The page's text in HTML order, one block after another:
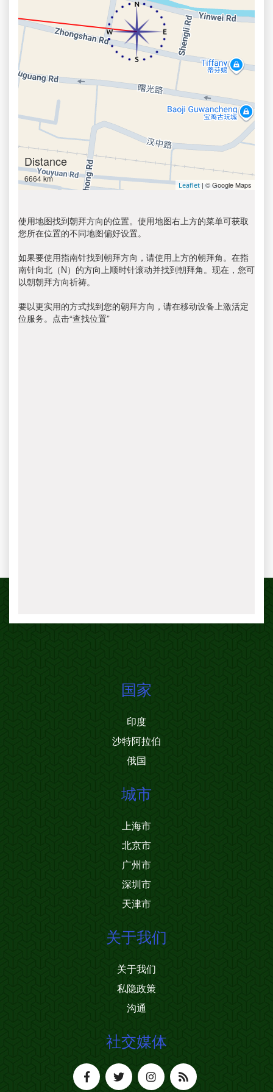
Distance
6664 km
Leaflet | © Google Maps
使用地图找到朝拜方向的位置。使用地图右上方的菜单可获取
您所在位置的不同地图偏好设置。
如果要使用指南针找到朝拜方向，请使用上方的朝拜角。在指
南针向北（N）的方向上顺时针滚动并找到朝拜角。现在，您可
以朝朝拜方向祈祷。
要以更实用的方式找到您的朝拜方向，请在移动设备上激活定
位服务。点击“查找位置”
国家
印度
沙特阿拉伯
俄国
城市
上海市
北京市
广州市
深圳市
天津市
关于我们
关于我们
私隐政策
沟通
社交媒体